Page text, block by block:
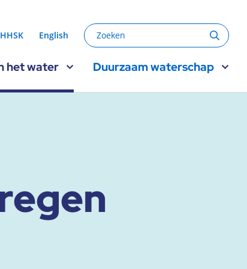
English Zoeken
het water Duurzaam waterschap